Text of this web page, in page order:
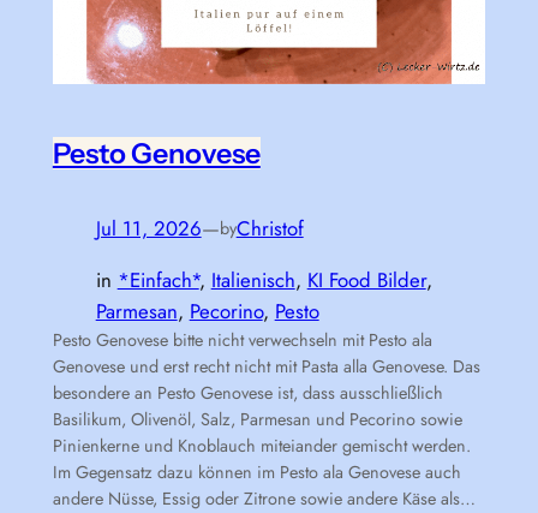
Pesto Genovese
Jul 11, 2026—byChristof
in *Einfach*, Italienisch, KI Food Bilder
Parmesan, Pecorino, Pesto
Pesto Genovese bitte nicht verwechseln mit Pesto ala
Genovese und erst recht nicht mit Pasta alla Genovese. Das
besondere an Pesto Genovese ist, dass ausschließlich
Basilikum, Olivenöl, Salz, Parmesan und Pecorino sowie
Pinienkerne und Knoblauch miteiander gemischt werden.
Im Gegensatz dazu können im Pesto ala Genovese auch
andere Nüsse, Essig oder Zitrone sowie andere Käse als…